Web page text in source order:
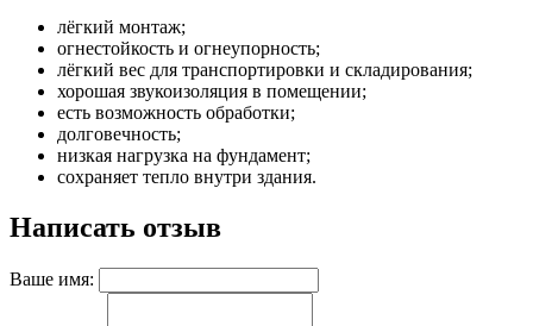
лёгкий монтаж;
огнестойкость и огнеупорность;
лёгкий вес для транспортировки и складирования;
хорошая звукоизоляция в помещении;
есть возможность обработки;
долговечность;
низкая нагрузка на фундамент;
сохраняет тепло внутри здания.
Написать отзыв
Ваше имя: